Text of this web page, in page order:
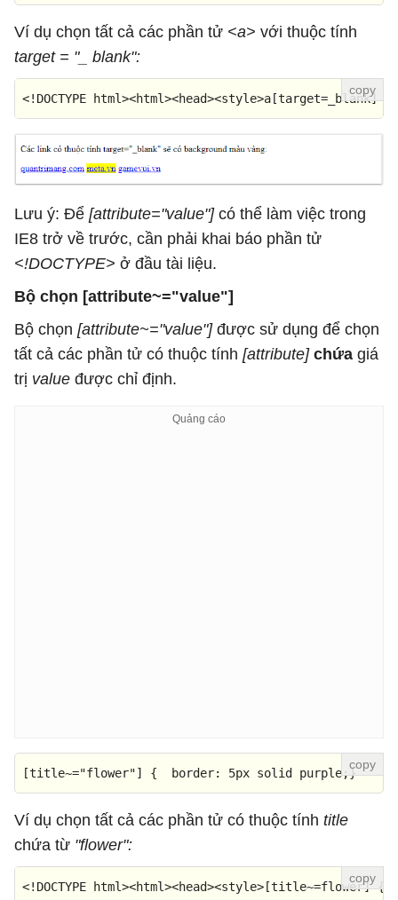
Ví dụ chọn tất cả các phần tử <a> với thuộc tính
target = "_ blank":
<!DOCTYPE html><html><head><style>a [target=_blank]
Lưu ý: Để [attribute="value"]có thể làm việc trong
IE8 trở về trước, cần phải khai báo phần tử
<!DOCTYPE> ở đầu tài liệu.
Bộ chọn [attribute~="value"]
Bộ chọn [attribute~="value"]được sử dụng để chọn
tất cả các phần tử có thuộc tính [attribute] chứa giá
trị value được chỉ định.
[title~="flower"] { border: 5px solid purple;}
Ví dụ chọn tất cả các phần tử có thuộc tính title
chứa từ "flower":
<!DOCTYPE html><html><head><style> [title~=flower] {